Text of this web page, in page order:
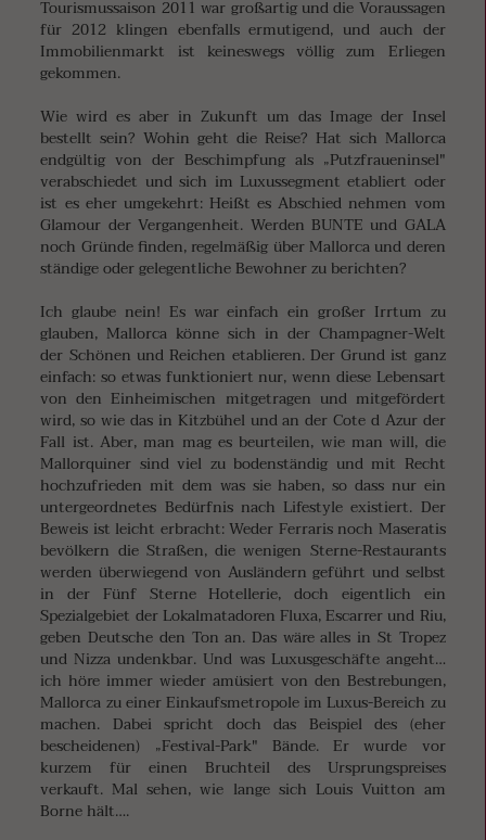
Tourismussaison 2011 war großartig und die Voraussagen
für 2012 klingen ebenfalls ermutigend, und auch der
Immobilienmarkt ist keineswegs völlig zum Erliegen
gekommen.
Wie wird es aber in Zukunft um das Image der Insel
bestellt sein? Wohin geht die Reise? Hat sich Mallorca
endgültig von der Beschimpfung als „Putzfraueninsel"
verabschiedet und sich im Luxussegment etabliert oder
ist es eher umgekehrt: Heißt es Abschied nehmen vom
Glamour der Vergangenheit. Werden BUNTE und GALA
noch Gründe finden, regelmäßig über Mallorca und deren
ständige oder gelegentliche Bewohner zu berichten?
Ich glaube nein! Es war einfach ein großer Irrtum zu
glauben, Mallorca könne sich in der Champagner-Welt
der Schönen und Reichen etablieren. Der Grund ist ganz
einfach: so etwas funktioniert nur, wenn diese Lebensart
von den Einheimischen mitgetragen und mitgefördert
wird, so wie das in Kitzbühel und an der Cote d Azur der
Fall ist. Aber, man mag es beurteilen, wie man will, die
Mallorquiner sind viel zu bodenständig und mit Recht
hochzufrieden mit dem was sie haben, so dass nur ein
untergeordnetes Bedürfnis nach Lifestyle existiert. Der
Beweis ist leicht erbracht: Weder Ferraris noch Maseratis
bevölkern die Straßen, die wenigen Sterne-Restaurants
werden überwiegend von Ausländern geführt und selbst
in der Fünf Sterne Hotellerie, doch eigentlich ein
Spezialgebiet der Lokalmatadoren Fluxa, Escarrer und Riu,
geben Deutsche den Ton an. Das wäre alles in St Tropez
und Nizza undenkbar. Und was Luxusgeschäfte angeht…
ich höre immer wieder amüsiert von den Bestrebungen,
Mallorca zu einer Einkaufsmetropole im Luxus-Bereich zu
machen. Dabei spricht doch das Beispiel des (eher
bescheidenen) „Festival-Park" Bände. Er wurde vor
kurzem für einen Bruchteil des Ursprungspreises
verkauft. Mal sehen, wie lange sich Louis Vuitton am
Borne hält….